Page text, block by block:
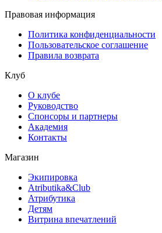
Правовая информация
Политика конфиденциальности
Пользовательское соглашение
Правила возврата
Клуб
О клубе
Руководство
Спонсоры и партнеры
Академия
Контакты
Магазин
Экипировка
Atributika&Club
Атрибутика
Детям
Витрина впечатлений